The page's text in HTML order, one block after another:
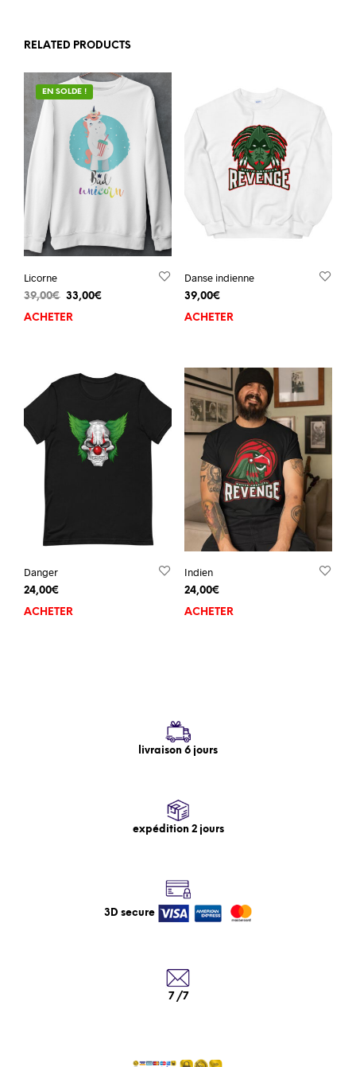
RELATED PRODUCTS
EN SOLDE !
Licorne
39,00€ 33,00€
ACHETER
Danse indienne
39,00€
ACHETER
Danger
24,00€
ACHETER
Indien
24,00€
ACHETER
livraison 6 jours
expédition 2 jours
3D secure
7 /7